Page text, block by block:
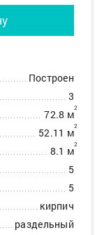
Построен
3
72.8 м2
52.11 м2
8.1 м2
5
5
кирпич
раздельный